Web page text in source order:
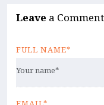
Leave a Comment
FULL NAME*